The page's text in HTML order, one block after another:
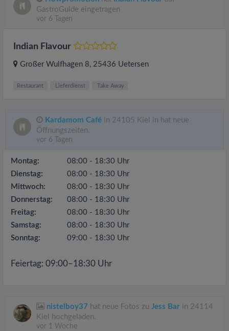
GastroGuide eingetragen
vor 6 Tagen
Indian Flavour
Großer Wulfhagen 8, 25436 Uetersen
Restaurant Lieferdienst Take Away
Kardamom Café in 24105 Kiel in hat neue
Öffnungszeiten.
vor 6 Tagen
Montag:
08:00 - 18:30 Uhr
Dienstag:
08:00 - 18:30 Uhr
Mittwoch:
08:00 - 18:30 Uhr
Donnerstag:
08:00 - 18:30 Uhr
Freitag:
08:00 - 18:30 Uhr
Samstag:
08:00 - 18:30 Uhr
Sonntag:
09:00 - 18:30 Uhr
Feiertag: 09:00–18:30 Uhr
nistelboy37 hat neue Fotos zu Jess Bar in 24114
Kiel hochgeladen.
vor 1 Woche